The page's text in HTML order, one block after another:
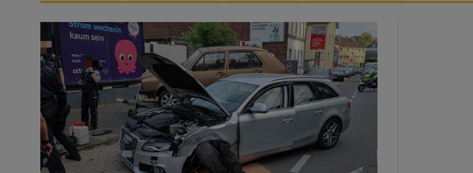
Schwerer Unfall mit 2,48 Promille